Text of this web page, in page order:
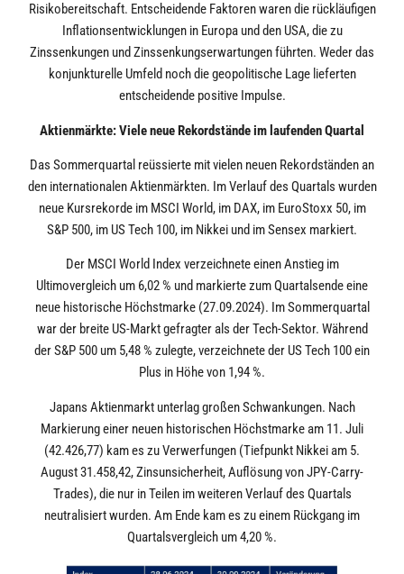
Risikobereitschaft. Entscheidende Faktoren waren die rückläufigen
Inflationsentwicklungen in Europa und den USA, die zu
Zinssenkungen und Zinssenkungserwartungen führten. Weder das
konjunkturelle Umfeld noch die geopolitische Lage lieferten
entscheidende positive Impulse.
Aktienmärkte: Viele neue Rekordstände im laufenden Quartal
Das Sommerquartal reüssierte mit vielen neuen Rekordständen an
den internationalen Aktienmärkten. Im Verlauf des Quartals wurden
neue Kursrekorde im MSCI World, im DAX, im EuroStoxx 50, im
S&P 500, im US Tech 100, im Nikkei und im Sensex markiert.
Der MSCI World Index verzeichnete einen Anstieg im
Ultimovergleich um 6,02 % und markierte zum Quartalsende eine
neue historische Höchstmarke (27.09.2024). Im Sommerquartal
war der breite US-Markt gefragter als der Tech-Sektor. Während
der S&P 500 um 5,48 % zulegte, verzeichnete der US Tech 100 ein
Plus in Höhe von 1,94 %.
Japans Aktienmarkt unterlag großen Schwankungen. Nach
Markierung einer neuen historischen Höchstmarke am 11. Juli
(42.426,77) kam es zu Verwerfungen (Tiefpunkt Nikkei am 5.
August 31.458,42, Zinsunsicherheit, Auflösung von JPY-Carry-
Trades), die nur in Teilen im weiteren Verlauf des Quartals
neutralisiert wurden. Am Ende kam es zu einem Rückgang im
Quartalsvergleich um 4,20 %.